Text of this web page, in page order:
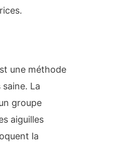
une méthode
La
groupe
aiguilles
la